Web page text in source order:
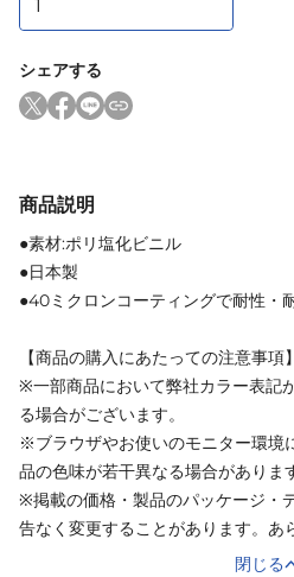
シェアする
商品説明
●素材:ポリ塩化ビニル
●日本製
●40ミクロンコーティングで耐性・
【商品の購入にあたっての注意事項】
※一部商品において弊社カラー表記
る場合がございます。
※ブラウザやお使いのモニター環境
品の色味が若干異なる場合がありま
※掲載の価格・製品のパッケージ・
告なく変更することがあります。あ
閉じる